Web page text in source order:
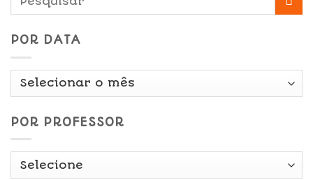
POR DATA
Por
POR PROFESSOR